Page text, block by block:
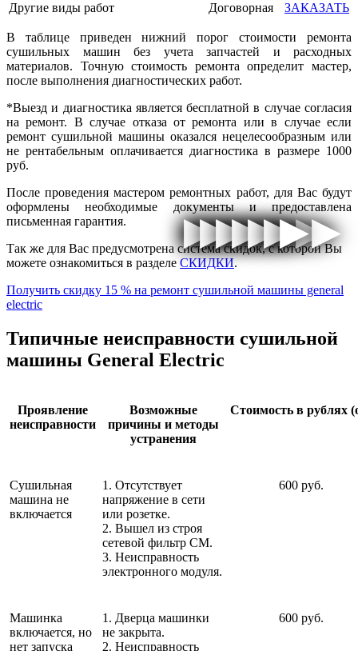
▶▶▶▶▶▶▶▶▶
▶▶▶▶▶▶▶
Другие виды работ
Договорная ЗАКАЗАТЬ
В таблице приведен нижний порог стоимости ремонта
сушильных машин без учета запчастей и расходных
материалов. Точную стоимость ремонта определит мастер,
после выполнения диагностических работ.
*Выезд и диагностика является бесплатной в случае согласия
на ремонт. В случае отказа от ремонта или в случае если
ремонт сушильной машины оказался нецелесообразным или
не рентабельным оплачивается диагностика в размере 1000
руб.
После проведения мастером ремонтных работ, для Вас будут
оформлены необходимые документы и предоставлена
письменная гарантия.
Так же для Вас предусмотрена система скидок, с которой Вы
можете ознакомиться в разделе СКИДКИ.
Получить скидку 15 % на ремонт сушильной машины general
electric
Типичные неисправности сушильной
машины General Electric
Проявление
неисправности
Возможные
причины и методы
устранения
Стоимость в рублях
Сушильная
машина не
включается
1. Отсутствует
напряжение в сети
или розетке.
2. Вышел из строя
сетевой фильтр СМ.
3. Неисправность
электронного модуля.
600 руб.
Машинка
включается, но
нет запуска
1. Дверца машинки
не закрыта.
2. Неисправность
600 руб.